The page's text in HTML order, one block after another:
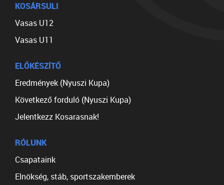
KOSÁRSULI
Vasas U12
Vasas U11
ELŐKÉSZÍTŐ
Eredmények (Nyuszi Kupa)
Következő forduló (Nyuszi Kupa)
Jelentkezz Kosarasnak!
RÓLUNK
Csapataink
Elnökség, stáb, sportszakemberek